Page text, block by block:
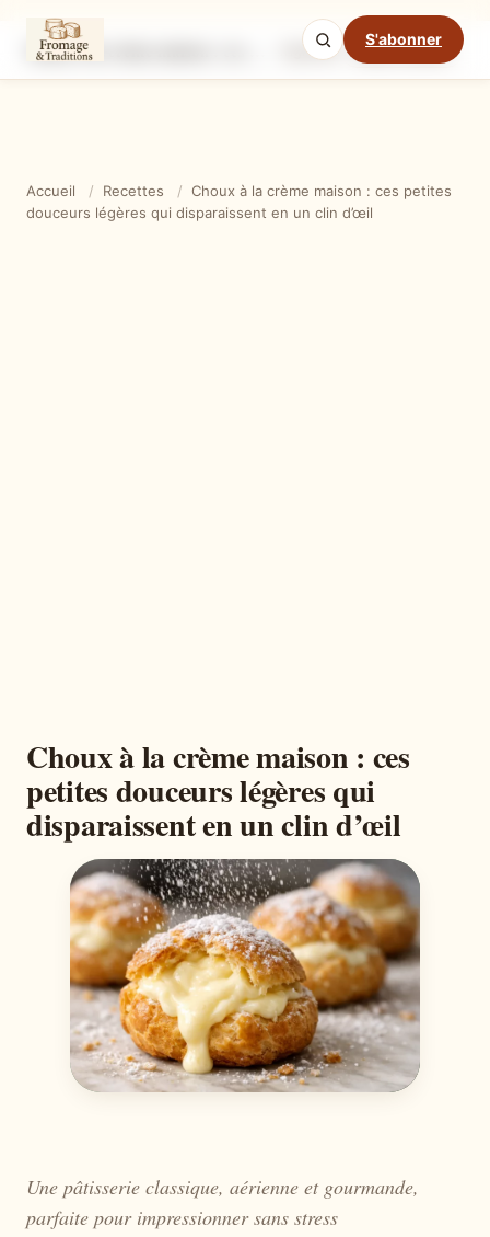
S'abonner
Ingrédients Étapes
Mode cuisine
Accueil / Recettes / Choux à la crème maison : ces petites
douceurs légères qui disparaissent en un clin d’œil
Choux à la crème maison : ces
petites douceurs légères qui
disparaissent en un clin d’œil
Une pâtisserie classique, aérienne et gourmande,
parfaite pour impressionner sans stress